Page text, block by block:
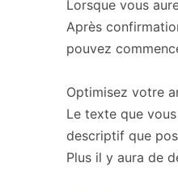
Lorsque vous
Après
pouvez
Optimisez votre
Le texte que
descriptif que
Plus il y aura de